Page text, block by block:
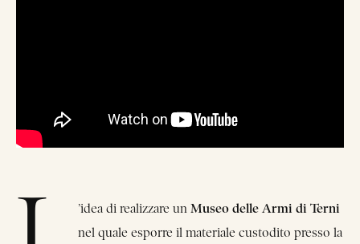
’idea di realizzare un Museo delle Armi di Terni
nel quale esporre il materiale custodito presso la